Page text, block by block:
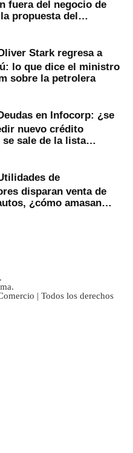
fuera del negocio de
propuesta del
Stark regresa a
lo que dice el ministro
sobre la petrolera
en Infocorp: ¿se
nuevo crédito
se sale de la lista
de
disparan venta de
¿cómo amasan
| Todos los derechos